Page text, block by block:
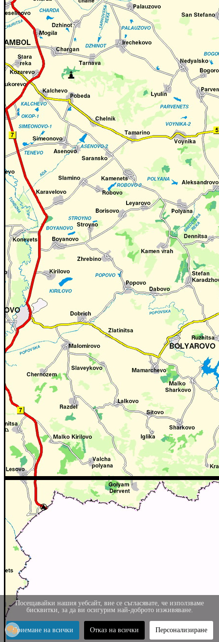
Посещавайки нашия уебсайт, вие се съгласявате, че използваме
бисквитки, за да ви осигурим най-доброто изживяване.
Приемане на всички Отказ на всички Персонализиране